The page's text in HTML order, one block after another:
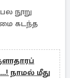
நூறு
கடந்த
நாமல் மீது